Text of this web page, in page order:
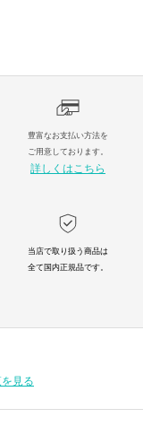
豊富なお支払い方法を
ご用意しております。
詳しくはこちら
当店で取り扱う商品は
全て国内正規品です。
見る